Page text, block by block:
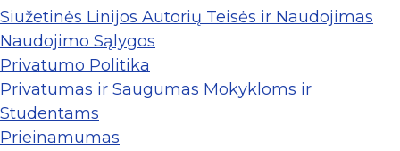
Siužetinės Linijos Autorių Teisės ir Naudojimas
Naudojimo Sąlygos
Privatumo Politika
Privatumas ir Saugumas Mokykloms ir
Studentams
Prieinamumas